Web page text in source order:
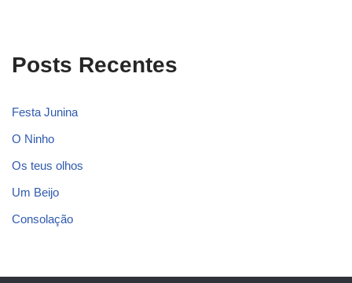
Posts Recentes
Festa Junina
O Ninho
Os teus olhos
Um Beijo
Consolação